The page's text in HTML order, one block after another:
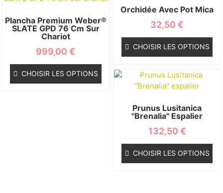
Plancha Premium Weber®
SLATE GPD 76 Cm Sur
Chariot
999,00€
CHOISIR LES OPTIONS
Orchidée Avec Pot Mica
32,50€
CHOISIR LES OPTIONS
Prunus Lusitanica
"Brenalia" Espalier
132,50 €
CHOISIR LES OPTIONS